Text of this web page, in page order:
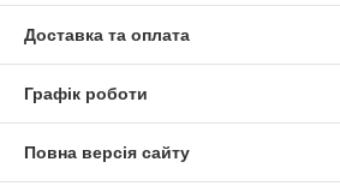
Доставка та оплата
Графік роботи
Повна версія сайту